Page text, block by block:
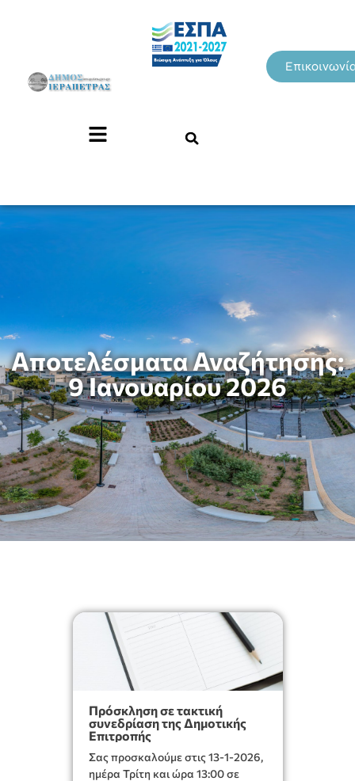
Αποτελέσματα Αναζήτησης:
9 Ιανουαρίου 2026
Πρόσκληση σε τακτική
συνεδρίαση της Δημοτικής
Επιτροπής
Σας προσκαλούμε στις 13-1-2026,
ημέρα Τρίτη και ώρα 13:00 σε